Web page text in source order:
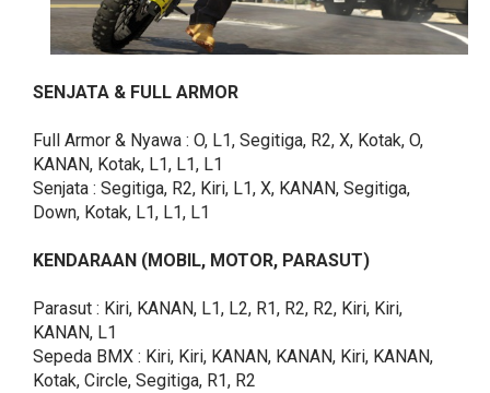
SENJATA & FULL ARMOR
Full Armor & Nyawa : O, L1, Segitiga, R2, X, Kotak, O,
KANAN, Kotak, L1, L1, L1
Senjata : Segitiga, R2, Kiri, L1, X, KANAN, Segitiga,
Down, Kotak, L1, L1, L1
KENDARAAN (MOBIL, MOTOR, PARASUT)
Parasut : Kiri, KANAN, L1, L2, R1, R2, R2, Kiri, Kiri,
KANAN, L1
Sepeda BMX : Kiri, Kiri, KANAN, KANAN, Kiri, KANAN,
Kotak, Circle, Segitiga, R1, R2